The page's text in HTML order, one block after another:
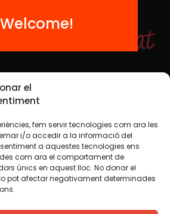
el
fem servir tecnologies com ara les
i/o accedir a la informació del
a aquestes tecnologies ens
com ara el comportament de
únics en aquest lloc. No donar el
pot afectar negativament determinades
FB IN
Policy
Welcome!